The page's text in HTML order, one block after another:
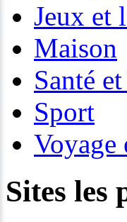
Jeux et
Maison
Santé
Sport
Voyage
Sites les